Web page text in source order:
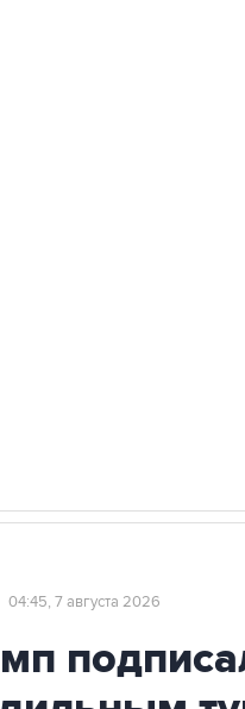
04:45, 7 августа 2026